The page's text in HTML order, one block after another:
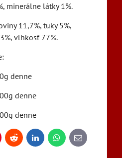
minerálne látky 1%.
11,7%, tuky 5%,
vlhkosť 77%.
denne
denne
denne
Reddit LinkedInWhatsApp
E-
mail